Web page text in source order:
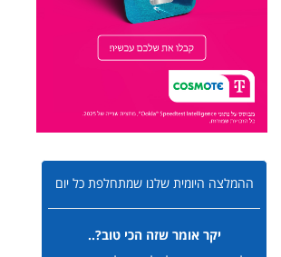
ההמלצה היומית שלנו שמתחלפת כל יום
יקר אומר שזה הכי טוב?..